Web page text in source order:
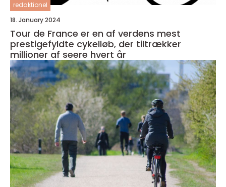
redaktionel
18. January 2024
Tour de France er en af verdens mest
prestigefyldte cykelløb, der tiltrækker
millioner af seere hvert år